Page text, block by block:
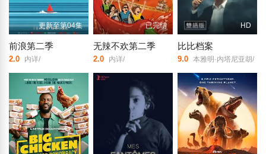
更新至第04集
前浪第二季
2.0 内详/
已完结
无辣不欢第二季
2.0 内详/
HD
比比档案
9.0 本雅明·内塔尼亚胡/